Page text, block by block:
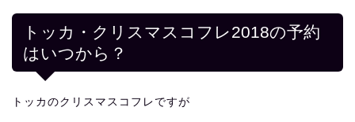
トッカ・クリスマスコフレ2018の予約
はいつから？
トッカのクリスマスコフレですが